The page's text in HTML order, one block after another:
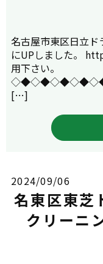
名古屋市東区日立
にUPしました。
用下さい。
[…]
2024/09/06
名東区東芝
クリーニ